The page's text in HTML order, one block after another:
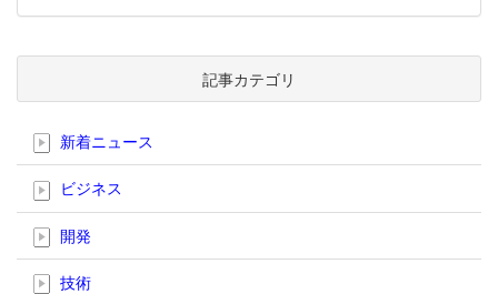
記事カテゴリ
新着ニュース
ビジネス
開発
技術